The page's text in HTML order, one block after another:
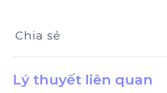
Chia sẻ
Lý thuyết liên quan